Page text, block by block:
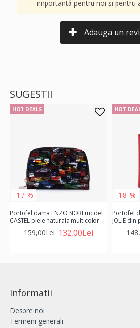
importantă pentru noi și pentru
Adauga un
SUGESTII
HOT DEALS
-17 %
Portofel dama ENZO NORI model
CASTEL piele naturala multicolor
132,00Lei
159,00Lei
HOT
-18 %
Portofel
JOLIE
Informatii
Despre noi
Termeni generali